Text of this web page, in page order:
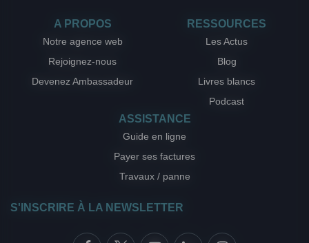
A PROPOS
Notre agence web
Rejoignez-nous
Devenez Ambassadeur
RESSOURCES
Les Actus
Blog
Livres blancs
Podcast
ASSISTANCE
Guide en ligne
Payer ses factures
Travaux / panne
S'INSCRIRE À LA NEWSLETTER